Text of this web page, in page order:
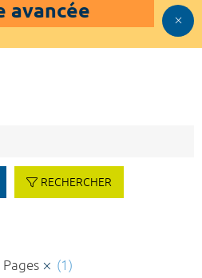
avancée
RECHERCHER
(1)